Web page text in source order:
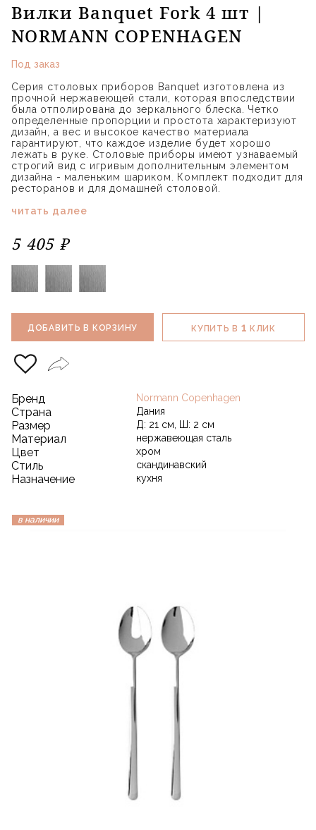
Вилки Banquet Fork 4 шт |
NORMANN COPENHAGEN
Под заказ
Серия столовых приборов Banquet изготовлена из
прочной нержавеющей стали, которая впоследствии
была отполирована до зеркального блеска. Четко
определенные пропорции и простота характеризуют
дизайн, а вес и высокое качество материала
гарантируют, что каждое изделие будет хорошо
лежать в руке. Столовые приборы имеют узнаваемый
строгий вид с игривым дополнительным элементом
дизайна - маленьким шариком. Комплект подходит для
ресторанов и для домашней столовой.
читать далее
5 405 ₽
ДОБАВИТЬ В КОРЗИНУ КУПИТЬ В 1 КЛИК
Бренд Normann Copenhagen
Страна Дания
Размер Д: 21 см, Ш: 2 см
Материал нержавеющая сталь
Цвет хром
Стиль скандинавский
Назначение кухня
в наличии